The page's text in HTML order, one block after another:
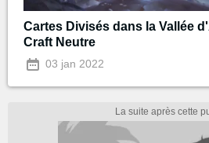
Cartes Divisés dans la Vallée
Craft Neutre
03 jan 2022